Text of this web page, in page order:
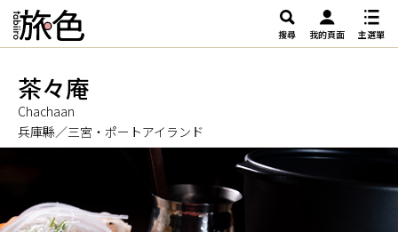
搜尋 我的頁面 主選單
茶々庵
Chachaan
兵庫縣／三宮・ポートアイランド